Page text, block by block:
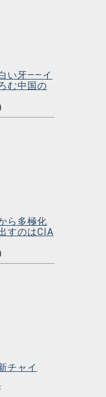
い牙――イ
む中国の
ら多極化
すのはCIA
チャイ